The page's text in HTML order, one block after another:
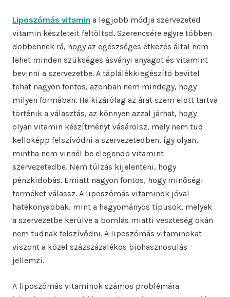
Liposzómás vitamin a legjobb módja szervezeted
vitamin készleteit feltöltsd. Szerencsére egyre többen
döbbennek rá, hogy az egészséges étkezés által nem
lehet minden szükséges ásványi anyagot és vitamint
bevinni a szervezetbe. A táplálékkiegészítő bevitel
tehát nagyon fontos, azonban nem mindegy, hogy
milyen formában. Ha kizárólag az árat szem előtt tartva
történik a választás, az könnyen azzal járhat, hogy
olyan vitamin készítményt vásárolsz, mely nem tud
kellőképp felszívódni a szervezetedben, így olyan,
mintha nem vinnél be elegendő vitamint
szervezetedbe. Nem túlzás kijelenteni, hogy
pénzkidobás. Emiatt nagyon fontos, hogy minőségi
terméket válassz. A liposzómás vitaminok jóval
hatékonyabbak, mint a hagyományos típusok, melyek
a szervezetbe kerülve a bomlás miatti veszteség okán
nem tudnak felszívódni. A liposzómás vitaminokat
viszont a közel százszázalékos biohasznosulás
jellemzi.
A liposzómás vitaminok számos problémára